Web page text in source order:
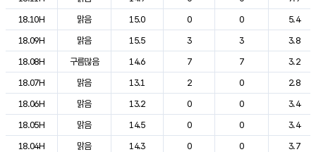
18.10H
맑음 15.0 0 0
5.4
18.09H
맑음 15.5 3 3
3.8
18.08H
구름많음 14.6 7 7
3.2
18.07H
맑음 13.1 2 0
2.8
18.06H
맑음 13.2 0 0
3.4
18.05H
맑음 14.5 0 0
3.4
18.04H
맑음 14.3 0 0
3.7